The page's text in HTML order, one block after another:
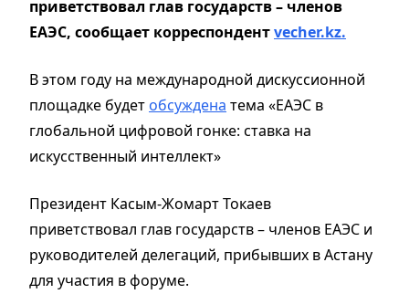
приветствовал глав государств – членов
ЕАЭС, сообщает корреспондентvecher.kz.
В этом году на международной дискуссионной
площадке будет обсуждена тема «ЕАЭС в
глобальной цифровой гонке: ставка на
искусственный интеллект»
Президент Касым-Жомарт Токаев
приветствовал глав государств – членов ЕАЭС и
руководителей делегаций, прибывших в Астану
для участия в форуме.